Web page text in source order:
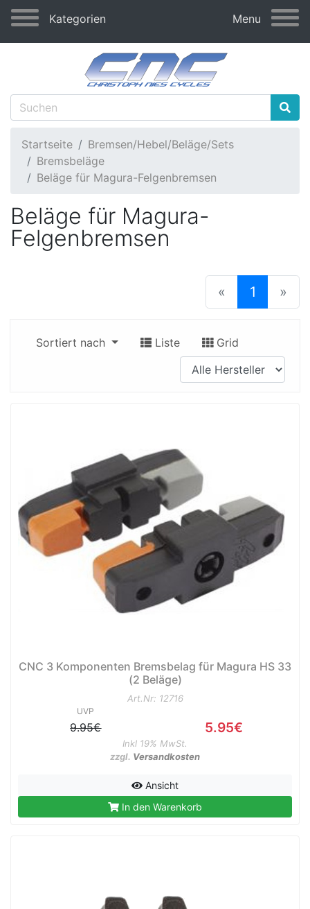
Kategorien Menu
Startseite
Bremsen/Hebel/Beläge/Sets
Bremsbeläge
Beläge für Magura-Felgenbremsen
Beläge für Magura-
Felgenbremsen
« 1 »
Sortiert nach Liste Grid
CNC 3 Komponenten Bremsbelag für Magura HS 33
(2 Beläge)
Art.Nr: 12716
UVP
9.95€ 5.95€
Inkl 19% MwSt.
zzgl. Versandkosten
Ansicht
In den Warenkorb